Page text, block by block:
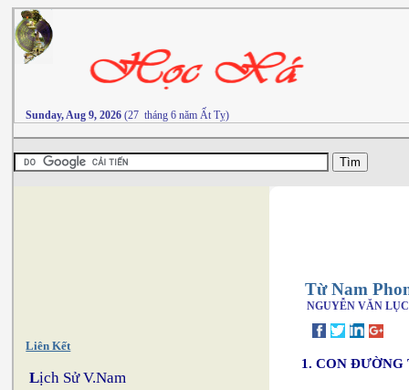
Sunday, Aug 9, 2026 (27 tháng 6 năm Ất Tỵ)
Liên Kết
Lịch Sử V.Nam
Từ Nam
NGUYỄN VĂN LỤC
1. CON ĐƯỜNG